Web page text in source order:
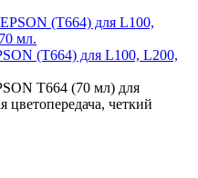
(T664) для L100, L200,
T664 (70 мл) для
четкий